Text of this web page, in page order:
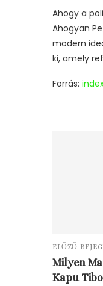
Ahogy a
Ahogyan
modern
ki, amely
Forrás:
ELŐZŐ
Milyen
Kapu